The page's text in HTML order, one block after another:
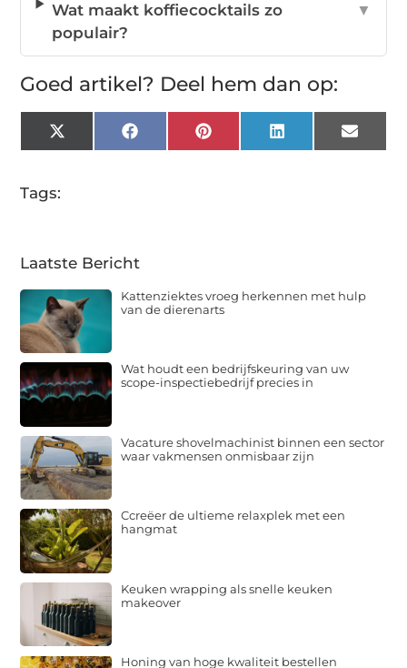
Wat maakt koffiecocktails zo
populair?
▼
Goed artikel? Deel hem dan op:
X
(Twitter)
FacebookPinterestLinkedInEmail
Tags:
Laatste Bericht
Kattenziektes vroeg herkennen met hulp
van de dierenarts
Wat houdt een bedrijfskeuring van uw
scope-inspectiebedrijf precies in
Vacature shovelmachinist binnen een sector
waar vakmensen onmisbaar zijn
Ccreëer de ultieme relaxplek met een
hangmat
Keuken wrapping als snelle keuken
makeover
Honing van hoge kwaliteit bestellen